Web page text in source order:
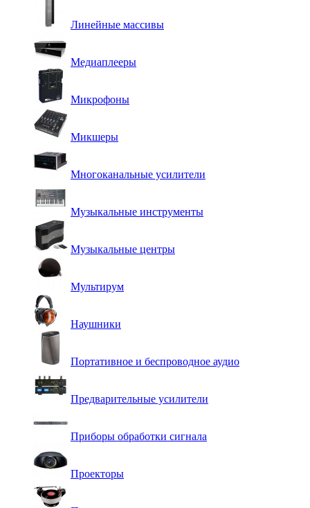
Линейные массивы
Медиаплееры
Микрофоны
Микшеры
Многоканальные усилители
Музыкальные инструменты
Музыкальные центры
Мультирум
Наушники
Портативное и беспроводное аудио
Предварительные усилители
Приборы обработки сигнала
Проекторы